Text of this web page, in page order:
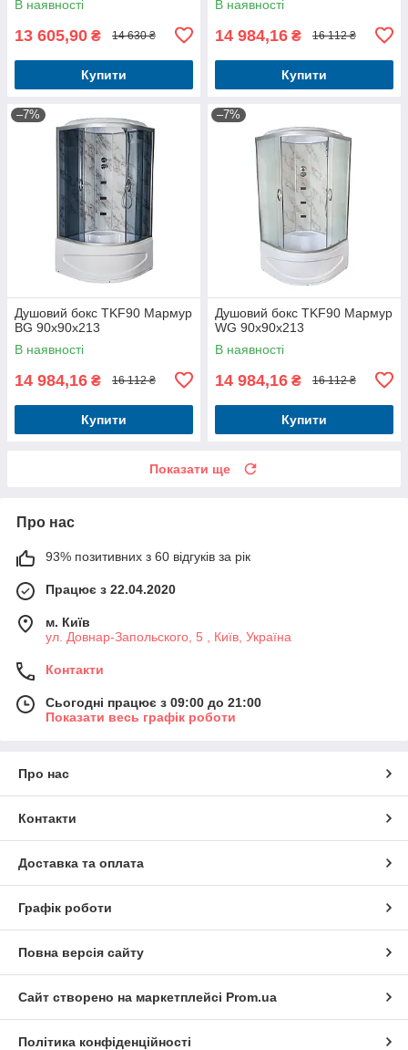
В наявності
13 605,90 ₴ 14 630 ₴
Купити
В наявності
14 984,16 ₴ 16 112 ₴
Купити
–7%
Душовий бокс TKF90 Мармур
BG 90x90x213
В наявності
14 984,16 ₴ 16 112 ₴
Купити
–7%
Душовий бокс TKF90 Мармур
WG 90x90x213
В наявності
14 984,16 ₴ 16 112 ₴
Купити
Показати ще
Про нас
93% позитивних з 60 відгуків за рік
Працює з 22.04.2020
м. Київ
ул. Довнар-Запольского, 5 , Київ, Україна
Контакти
Сьогодні працює з 09:00 до 21:00
Показати весь графік роботи
Про нас
Контакти
Доставка та оплата
Графік роботи
Повна версія сайту
Сайт створено на маркетплейсі Prom.ua
Політика конфіденційності